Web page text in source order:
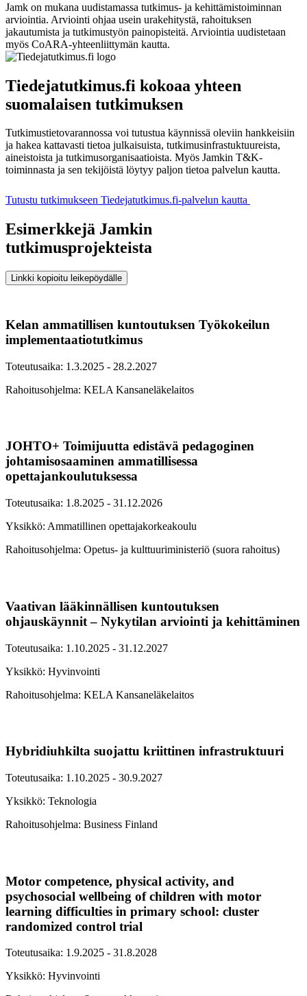
Jamk on mukana uudistamassa tutkimus- ja kehittämistoiminnan
arviointia. Arviointi ohjaa usein urakehitystä, rahoituksen
jakautumista ja tutkimustyön painopisteitä. Arviointia uudistetaan
myös CoARA-yhteenliittymän kautta.
Tiedejatutkimus.fi kokoaa yhteen
suomalaisen tutkimuksen
Tutkimustietovarannossa voi tutustua käynnissä oleviin hankkeisiin
ja hakea kattavasti tietoa julkaisuista, tutkimusinfrastuktuureista,
aineistoista ja tutkimusorganisaatioista. Myös Jamkin T&K-
toiminnasta ja sen tekijöistä löytyy paljon tietoa palvelun kautta.
Tutustu tutkimukseen Tiedejatutkimus.fi-palvelun kautta
Esimerkkejä Jamkin
tutkimusprojekteista
Linkki kopioitu leikepöydälle
Kelan ammatillisen kuntoutuksen Työkokeilun
implementaatiotutkimus
Toteutusaika: 1.3.2025 - 28.2.2027
Rahoitusohjelma: KELA Kansaneläkelaitos
JOHTO+ Toimijuutta edistävä pedagoginen
johtamisosaaminen ammatillisessa
opettajankoulutuksessa
Toteutusaika: 1.8.2025 - 31.12.2026
Yksikkö: Ammatillinen opettajakorkeakoulu
Rahoitusohjelma: Opetus- ja kulttuuriministeriö (suora rahoitus)
Vaativan lääkinnällisen kuntoutuksen
ohjauskäynnit – Nykytilan arviointi ja kehittäminen
Toteutusaika: 1.10.2025 - 31.12.2027
Yksikkö: Hyvinvointi
Rahoitusohjelma: KELA Kansaneläkelaitos
Hybridiuhkilta suojattu kriittinen infrastruktuuri
Toteutusaika: 1.10.2025 - 30.9.2027
Yksikkö: Teknologia
Rahoitusohjelma: Business Finland
Motor competence, physical activity, and
psychosocial wellbeing of children with motor
learning difficulties in primary school: cluster
randomized control trial
Toteutusaika: 1.9.2025 - 31.8.2028
Yksikkö: Hyvinvointi